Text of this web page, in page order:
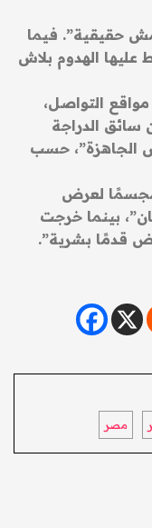
حقيقية”. فيما
عليها الهدوم بلاش
التواصل،
الدراجة
الجاهزة”، حسب
مجسمًا لعرض
بينما خرجت
قدمًا بشرية”.
مصر